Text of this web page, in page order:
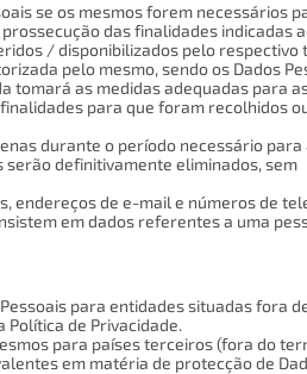
se os mesmos forem necessários
das finalidades indicadas
/ disponibilizados pelo respectivo
pelo mesmo, sendo os Dados
tomará as medidas adequadas para
para que foram recolhidos
durante o período necessário para
definitivamente eliminados, sem
endereços de e-mail e números de
em dados referentes a uma
para entidades situadas fora
de Privacidade.
para países terceiros (fora do
em matéria de protecção de